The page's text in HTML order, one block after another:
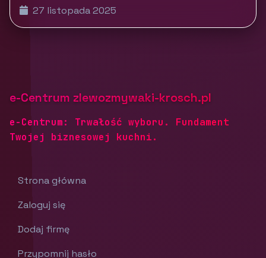
27 listopada 2025
e-Centrum zlewozmywaki-krosch.pl
e-Centrum: Trwałość wyboru. Fundament
Twojej biznesowej kuchni.
Strona główna
Zaloguj się
Dodaj firmę
Przypomnij hasło